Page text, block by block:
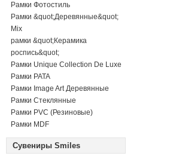
Рамки Фотостиль
Рамки &quot;Деревянные&quot;
Mix
рамки &quot;Керамика
роспись&quot;
Рамки Unique Collection De Luxe
Рамки PATA
Рамки Image Art Деревянные
Рамки Стеклянные
Рамки PVC (Резиновые)
Рамки MDF
Сувениры Smiles